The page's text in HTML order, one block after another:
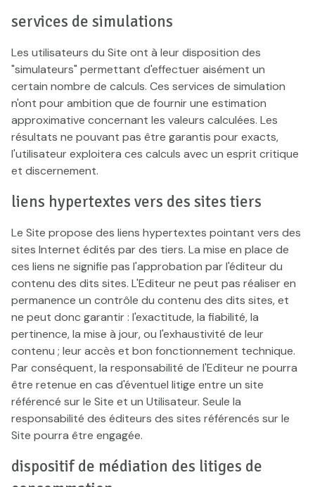
services de simulations
Les utilisateurs du Site ont à leur disposition des
"simulateurs" permettant d'effectuer aisément un
certain nombre de calculs. Ces services de simulation
n'ont pour ambition que de fournir une estimation
approximative concernant les valeurs calculées. Les
résultats ne pouvant pas être garantis pour exacts,
l'utilisateur exploitera ces calculs avec un esprit critique
et discernement.
liens hypertextes vers des sites tiers
Le Site propose des liens hypertextes pointant vers des
sites Internet édités par des tiers. La mise en place de
ces liens ne signifie pas l'approbation par l'éditeur du
contenu des dits sites. L'Editeur ne peut pas réaliser en
permanence un contrôle du contenu des dits sites, et
ne peut donc garantir : l'exactitude, la fiabilité, la
pertinence, la mise à jour, ou l'exhaustivité de leur
contenu ; leur accès et bon fonctionnement technique.
Par conséquent, la responsabilité de l'Editeur ne pourra
être retenue en cas d'éventuel litige entre un site
référencé sur le Site et un Utilisateur. Seule la
responsabilité des éditeurs des sites référencés sur le
Site pourra être engagée.
dispositif de médiation des litiges de